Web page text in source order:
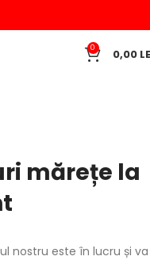
0 0,00
mărețe la
nostru este în lucru și va